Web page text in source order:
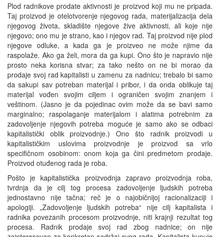
Plod radnikove prodate aktivnosti je proizvod koji mu ne pripada.
Taj proizvod je otelotvorenje njegovog rada, materijalizacija dela
njegovog života, skladište njegove žive aktivnosti, ali koje nije
njegovo; ono mu je strano, kao i njegov rad. Taj proizvod nije plod
njegove odluke, a kada ga je proizveo ne može njime da
raspolaže. Ako ga želi, mora da ga kupi. Ono što je napravio nije
prosto neka korisna stvar; za tako nešto on ne bi morao da
prodaje svoj rad kapitalisti u zamenu za nadnicu; trebalo bi samo
da sakupi sav potreban materijal i pribor, i da onda oblikuje taj
materijal vođen svojim ciljem i ograničen svojim znanjem i
veštinom. (Jasno je da pojedinac ovim može da se bavi samo
marginalno; raspolaganje materijalom i alatima potrebnim za
zadovoljenje njegovih potreba moguće je samo ako se odbaci
kapitalistički oblik proizvodnje.) Ono što radnik proizvodi u
kapitalističkim uslovima proizvodnje je proizvod sa vrlo
specifičnom osobinom: onom koja ga čini predmetom prodaje.
Proizvod otuđenog rada je roba.
Pošto je kapitalistička proizvodnja zapravo proizvodnja roba,
tvrdnja da je cilj tog procesa zadovoljenje ljudskih potreba
jednostavno nije tačna; reč je o najobičnijoj racionalizaciji i
apologiji. „Zadovoljenje ljudskih potreba“ nije cilj kapitalista i
radnika povezanih procesom proizvodnje, niti krajnji rezultat tog
procesa. Radnik prodaje svoj rad zbog nadnice; on nije